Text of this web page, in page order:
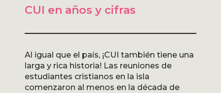
CUI en años y cifras
Al igual que el país, ¡CUI también tiene una
larga y rica historia! Las reuniones de
estudiantes cristianos en la isla
comenzaron al menos en la década de